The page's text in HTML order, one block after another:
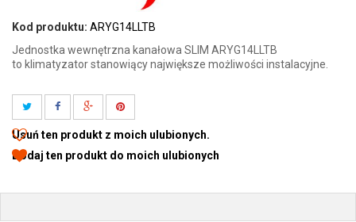
Kod produktu: ARYG14LLTB
Jednostka wewnętrzna kanałowa SLIM ARYG14LLTB
to klimatyzator stanowiący największe możliwości instalacyjne.
Usuń ten produkt z moich ulubionych.
Dodaj ten produkt do moich ulubionych